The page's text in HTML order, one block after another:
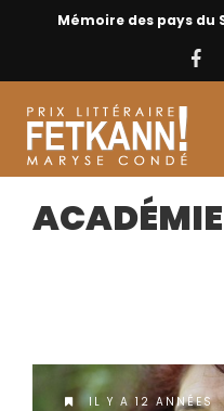
Mémoire des pays du
IL Y A 12 ANNÉES